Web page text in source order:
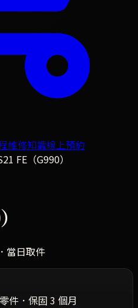
維修知識線上預約
FE（G990）
當日取件
件．保固 3 個月